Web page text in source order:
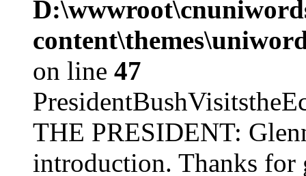
on line 47
THE PRESIDENT:
introduction. Thanks for